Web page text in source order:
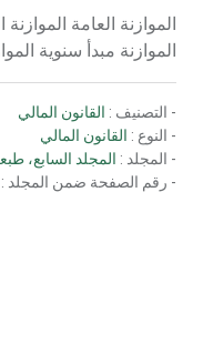
الموازنة العامة
الموازنة مبدأ سنوية
- التصنيف : القانون المالي
- النوع : القانون المالي
- المجلد : المجلد السابع، طبعة 2011،
- رقم الصفحة ضمن المجلد :